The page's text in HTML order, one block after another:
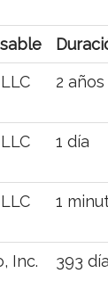
2 años
1 día
1
Inc. 393